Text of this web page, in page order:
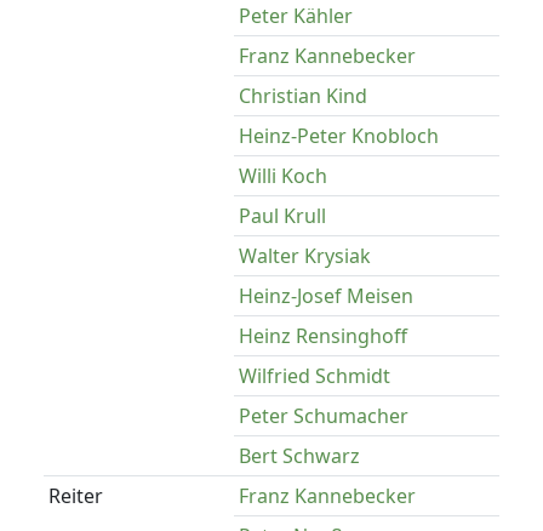
Peter Kähler
Franz Kannebecker
Christian Kind
Heinz-Peter Knobloch
Willi Koch
Paul Krull
Walter Krysiak
Heinz-Josef Meisen
Heinz Rensinghoff
Wilfried Schmidt
Peter Schumacher
Bert Schwarz
Reiter
Franz Kannebecker